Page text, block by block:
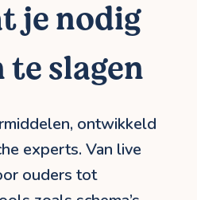
je nodig
slagen
ontwikkeld
experts. Van live
ouders tot